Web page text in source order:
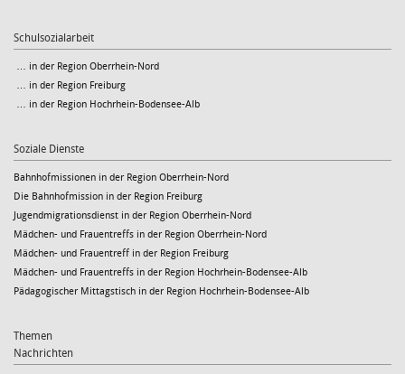
Schulsozialarbeit
… in der Region Oberrhein-Nord
… in der Region Freiburg
… in der Region Hochrhein-Bodensee-Alb
Soziale Dienste
Bahnhofmissionen in der Region Oberrhein-Nord
Die Bahnhofmission in der Region Freiburg
Jugendmigrationsdienst in der Region Oberrhein-Nord
Mädchen- und Frauentreffs in der Region Oberrhein-Nord
Mädchen- und Frauentreff in der Region Freiburg
Mädchen- und Frauentreffs in der Region Hochrhein-Bodensee-Alb
Pädagogischer Mittagstisch in der Region Hochrhein-Bodensee-Alb
Themen
Nachrichten